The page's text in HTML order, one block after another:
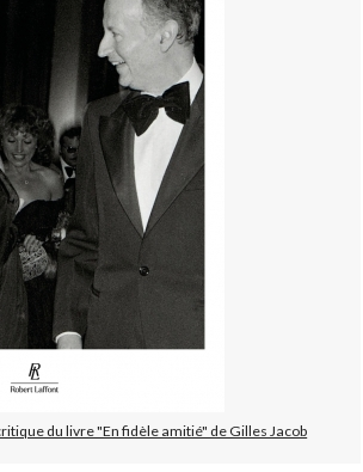
du livre "En fidèle amitié" de Gilles Jacob